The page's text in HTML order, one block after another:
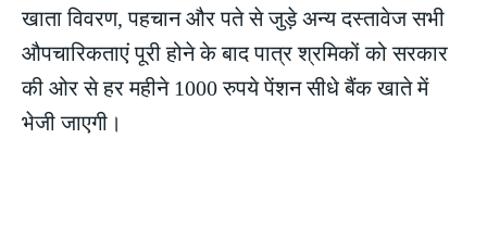
खाता विवरण, पहचान और पते से जुड़े अन्य दस्तावेज सभी
औपचारिकताएं पूरी होने के बाद पात्र श्रमिकों को सरकार
की ओर से हर महीने 1000 रुपये पेंशन सीधे बैंक खाते में
भेजी जाएगी।